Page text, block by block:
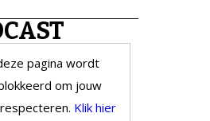
pagina wordt
om jouw
Klik hier